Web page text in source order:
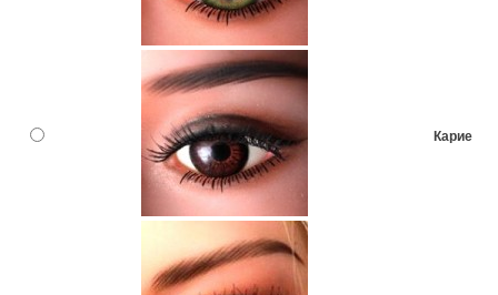
Карие